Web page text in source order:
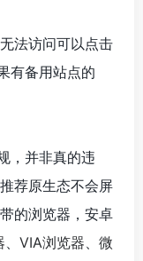
法访问可以点击
有备用站点的
，并非真的违
荐原生态不会屏
的浏览器，安卓
、 VIA浏览器、 微